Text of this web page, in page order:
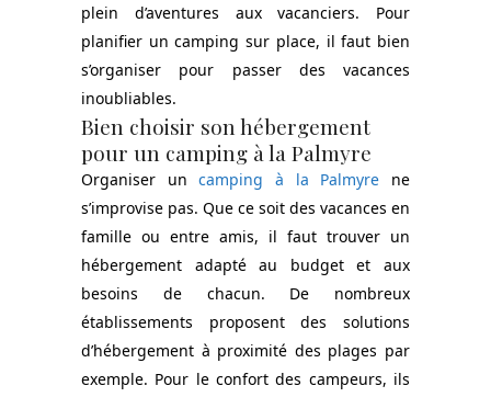
plein d’aventures aux vacanciers. Pour
planifier un camping sur place, il faut bien
s’organiser pour passer des vacances
inoubliables.
Bien choisir son hébergement
pour un camping à la Palmyre
Organiser uncamping à la Palmyre ne
s’improvise pas. Que ce soit des vacances en
famille ou entre amis, il faut trouver un
hébergement adapté au budget et aux
besoins de chacun. De nombreux
établissements proposent des solutions
d’hébergement à proximité des plages par
exemple. Pour le confort des campeurs, ils